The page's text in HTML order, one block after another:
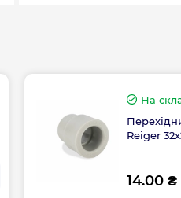
На
Reiger
14.00 ₴